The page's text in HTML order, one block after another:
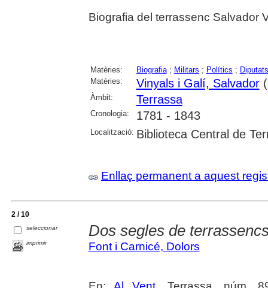
Biografia del terrassenc Salvador
Matèries: Biografia; Militars ; Polítics ;
Matèries:
Vinyals i Galí, Salvador
Àmbit: Terrassa
Cronologia: 1781 - 1843
Localització: Biblioteca Central de
Enllaç permanent a aquest
2 / 10
seleccionar
imprimir
Dos segles de
Font i Carnicé, Dolors